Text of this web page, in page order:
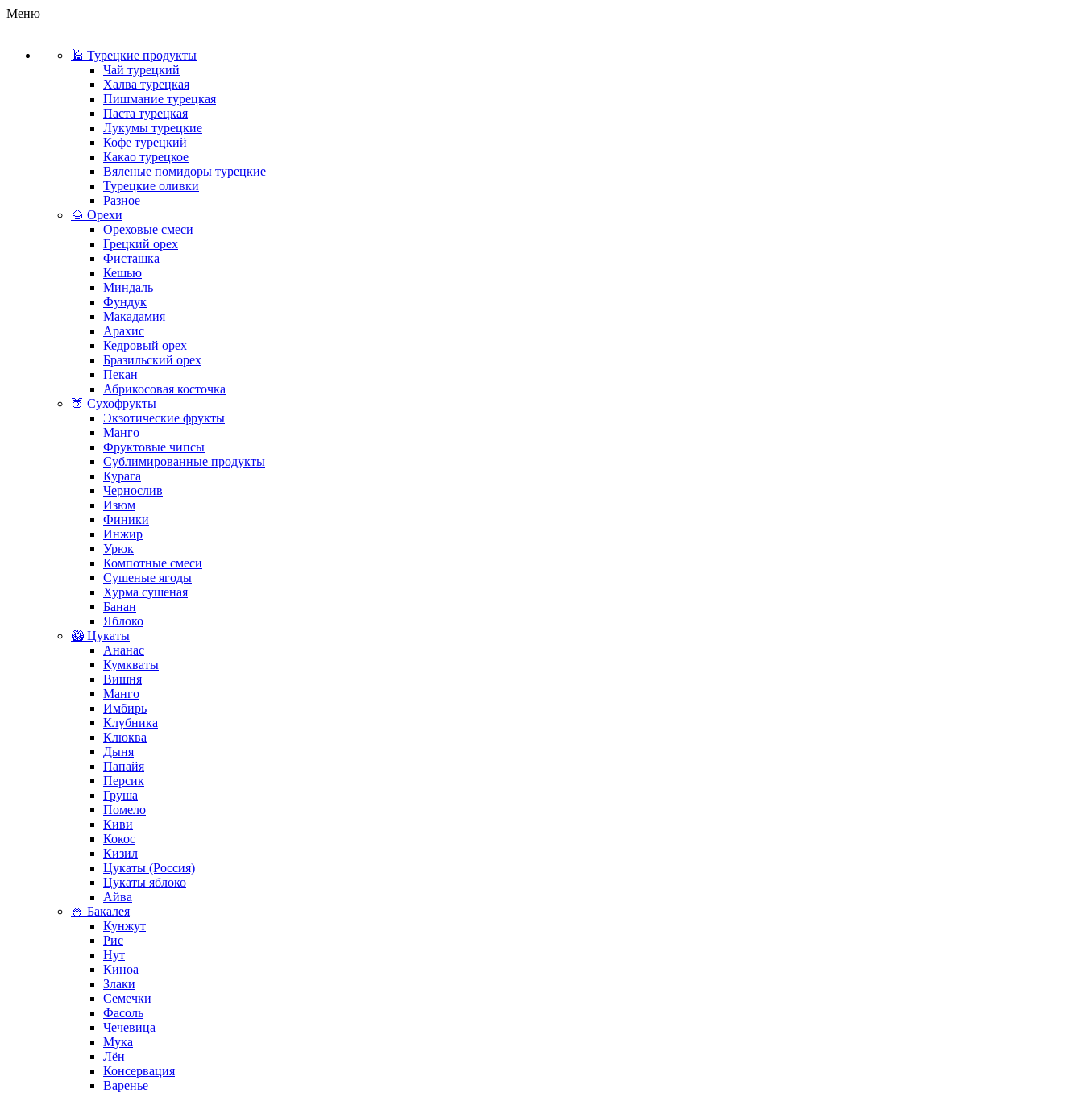
Меню
🕌 Турецкие продукты
Чай турецкий
Халва турецкая
Пишмание турецкая
Паста турецкая
Лукумы турецкие
Кофе турецкий
Какао турецкое
Вяленые помидоры турецкие
Турецкие оливки
Разное
🌰 Орехи
Ореховые смеси
Грецкий орех
Фисташка
Кешью
Миндаль
Фундук
Макадамия
Арахис
Кедровый орех
Бразильский орех
Пекан
Абрикосовая косточка
🍑 Сухофрукты
Экзотические фрукты
Манго
Фруктовые чипсы
Сублимированные продукты
Курага
Чернослив
Изюм
Финики
Инжир
Урюк
Компотные смеси
Сушеные ягоды
Хурма сушеная
Банан
Яблоко
🥝 Цукаты
Ананас
Кумкваты
Вишня
Манго
Имбирь
Клубника
Клюква
Дыня
Папайя
Персик
Груша
Помело
Киви
Кокос
Кизил
Цукаты (Россия)
Цукаты яблоко
Айва
🍚 Бакалея
Кунжут
Рис
Нут
Киноа
Злаки
Семечки
Фасоль
Чечевица
Мука
Лён
Консервация
Варенье